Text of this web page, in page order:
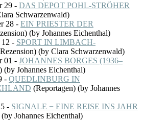
29 - DAS DEPOT POHL-STRÖHER
Schwarzenwald)
28 - EIN PRIESTER DER
) (by Johannes Eichenthal)
12 - SPORT IN LIMBACH-
Rezension) (by Clara Schwarzenwald)
01 - JOHANNES BORGES (1936–
) (by Johannes Eichenthal)
- QUEDLINBURG IN
(Reportagen) (by Johannes
- SIGNALE − EINE REISE INS JAHR
(by Johannes Eichenthal)